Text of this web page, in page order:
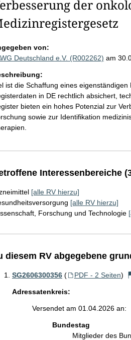
der
von:
Deutschland e.V. (R002262) am
ist die Schaffung eines
in DE rechtlich absichert,
bieten ein hohes Potenzial zur
sowie zur Identifikation
Interessenbereiche
[alle RV hierzu]
[alle RV hierzu]
Forschung und Technologie
diesem RV abgegebene
SG2606300356 ( PDF - 2 Seiten)
Adressatenkreis:
Versendet am 01.04.2026 an:
Bundestag
Mitglieder des